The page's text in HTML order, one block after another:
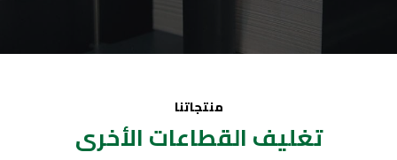
منتجاتنا
تغليف القطاعات الأخرى